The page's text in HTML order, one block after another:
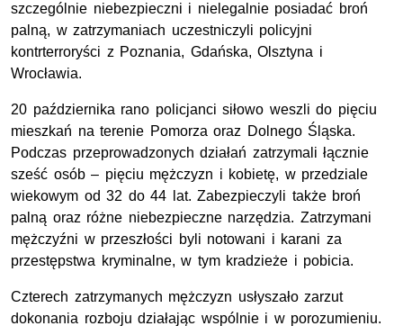
szczególnie niebezpieczni i nielegalnie posiadać broń
palną, w zatrzymaniach uczestniczyli policyjni
kontrterroryści z Poznania, Gdańska, Olsztyna i
Wrocławia.
20 października rano policjanci siłowo weszli do pięciu
mieszkań na terenie Pomorza oraz Dolnego Śląska.
Podczas przeprowadzonych działań zatrzymali łącznie
sześć osób – pięciu mężczyzn i kobietę, w przedziale
wiekowym od 32 do 44 lat. Zabezpieczyli także broń
palną oraz różne niebezpieczne narzędzia. Zatrzymani
mężczyźni w przeszłości byli notowani i karani za
przestępstwa kryminalne, w tym kradzieże i pobicia.
Czterech zatrzymanych mężczyzn usłyszało zarzut
dokonania rozboju działając wspólnie i w porozumieniu.